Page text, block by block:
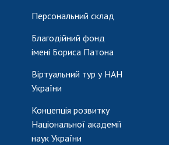
Персональний склад
Благодійний фонд
імені Бориса Патона
Віртуальний тур у НАН
України
Концепція розвитку
Національної академії
наук України